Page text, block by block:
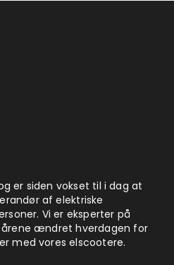
er siden vokset til i dag at
af elektriske
Vi er eksperter på
ændret hverdagen for
med vores elscootere.